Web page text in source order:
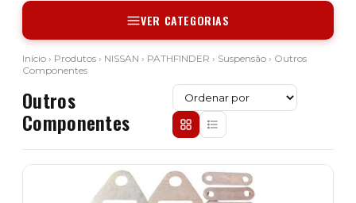
VER CATEGORIAS
Início › Produtos › NISSAN › PATHFINDER › Suspensão › Outros
Componentes
Outros
Componentes